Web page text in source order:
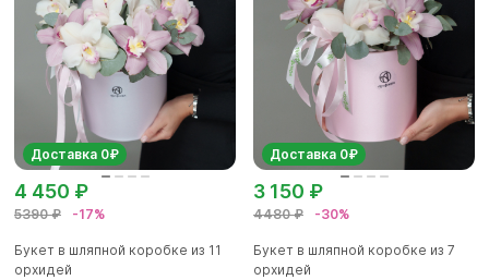
Доставка 0₽
5390 ₽ -17%
4 450 ₽
Букет в шляпной коробке из 11
орхидей
Доставка 0₽
4480 ₽ -30%
3 150 ₽
Букет в шляпной коробке из 7
орхидей